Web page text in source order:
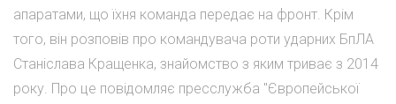
апаратами, що їхня команда передає на фронт. Крім
того, він розповів про командувача роти ударних БпЛА
Станіслава Кращенка, знайомство з яким триває з 2014
року. Про це повідомляє пресслужба "Європейської